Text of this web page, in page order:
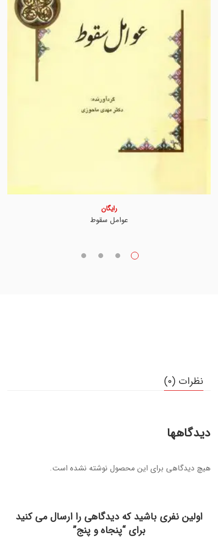
عوامل سقوط
رایگان
نظرات (0)
دیدگاهها
هیچ دیدگاهی برای این محصول نوشته نشده است.
اولین نفری باشید که دیدگاهی را ارسال می کنید
برای “پنجاه و پنج”